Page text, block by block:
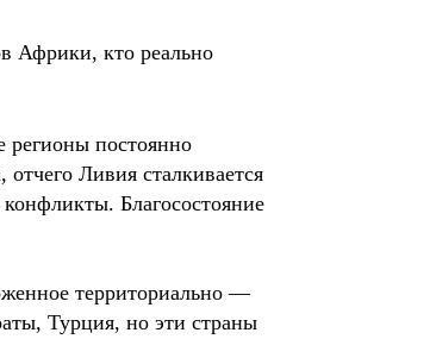
Африки, кто реально
постоянно
отчего Ливия сталкивается
Благосостояние
территориально —
Турция, но эти страны